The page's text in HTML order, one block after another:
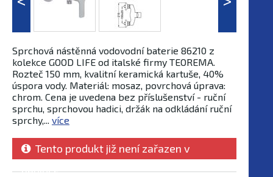
Sprchová nástěnná vodovodní baterie 86210 z
kolekce GOOD LIFE od italské firmy TEOREMA.
Rozteč 150 mm, kvalitní keramická kartuše, 40%
úspora vody. Materiál: mosaz, povrchová úprava:
chrom. Cena je uvedena bez příslušenství - ruční
sprchu, sprchovou hadici, držák na odkládání ruční
sprchy,... více
Tento produkt již není zařazen v
nabídce